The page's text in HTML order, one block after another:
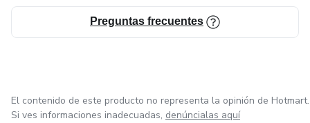
Preguntas frecuentes
El contenido de este producto no representa la opinión de Hotmart.
Si ves informaciones inadecuadas, denúncialas aquí